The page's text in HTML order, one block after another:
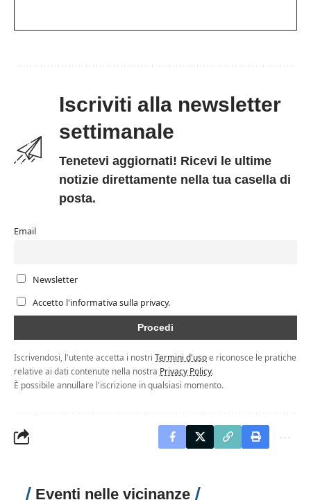
Iscriviti alla newsletter
settimanale
Tenetevi aggiornati! Ricevi le ultime
notizie direttamente nella tua casella di
posta.
Email
Newsletter
Accetto l'informativa sulla privacy.
Iscrivendosi, l'utente accetta i nostri Termini d'usoe riconosce le pratiche
relative ai dati contenute nella nostra Privacy Policy.
È possibile annullare l'iscrizione in qualsiasi momento.
Eventi nelle vicinanze